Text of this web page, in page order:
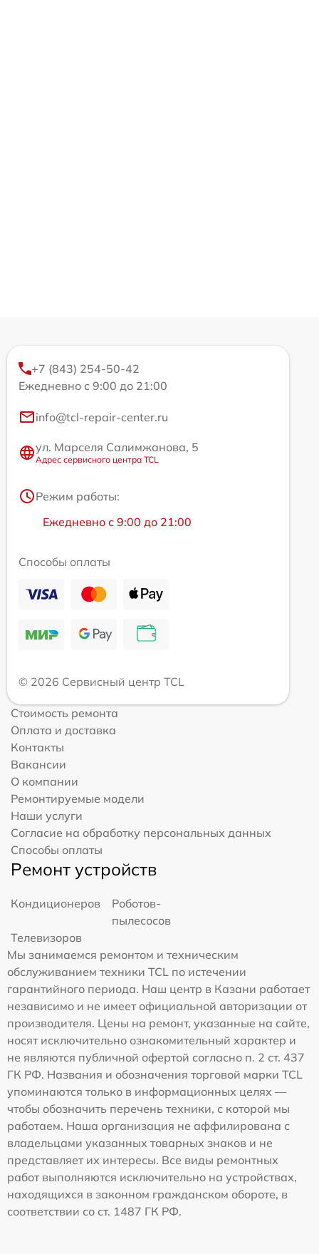
+7 (843) 254-50-42
Ежедневно с 9:00 до 21:00
info@tcl-repair-center.ru
ул. Марселя Салимжанова, 5
Адрес сервисного центра TCL
Режим работы:
Ежедневно с 9:00 до 21:00
Способы оплаты
© 2026 Сервисный центр TCL
Стоимость ремонта
Оплата и доставка
Контакты
Вакансии
О компании
Ремонтируемые модели
Наши услуги
Согласие на обработку персональных данных
Способы оплаты
Ремонт устройств
Кондиционеров
Роботов-
пылесосов
Телевизоров
Мы занимаемся ремонтом и техническим
обслуживанием техники TCL по истечении
гарантийного периода. Наш центр в Казани работает
независимо и не имеет официальной авторизации от
производителя. Цены на ремонт, указанные на сайте,
носят исключительно ознакомительный характер и
не являются публичной офертой согласно п. 2 ст. 437
ГК РФ. Названия и обозначения торговой марки TCL
упоминаются только в информационных целях —
чтобы обозначить перечень техники, с которой мы
работаем. Наша организация не аффилирована с
владельцами указанных товарных знаков и не
представляет их интересы. Все виды ремонтных
работ выполняются исключительно на устройствах,
находящихся в законном гражданском обороте, в
соответствии со ст. 1487 ГК РФ.